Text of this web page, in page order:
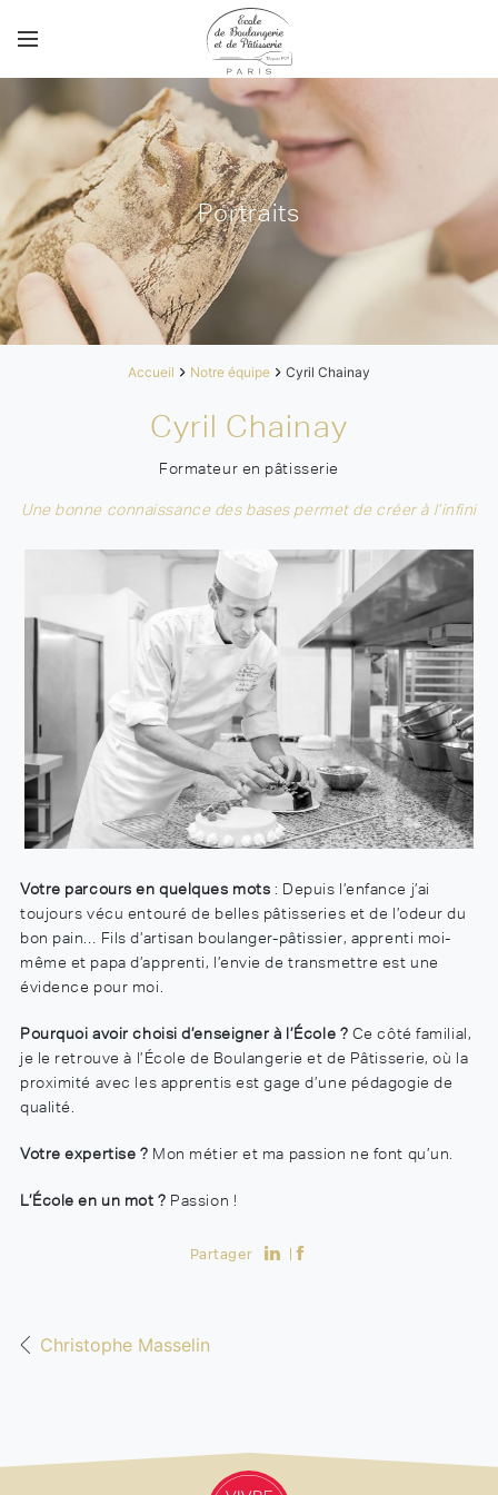
Portraits
Accueil Notre équipe Cyril Chainay
Cyril Chainay
Formateur en pâtisserie
Une bonne connaissance des bases permet de créer à l’infini
Votre parcours en quelques mots : Depuis l’enfance j’ai
toujours vécu entouré de belles pâtisseries et de l’odeur du
bon pain… Fils d’artisan boulanger-pâtissier, apprenti moi-
même et papa d’apprenti, l’envie de transmettre est une
évidence pour moi.
Pourquoi avoir choisi d’enseigner à l’École ? Ce côté familial,
je le retrouve à l’École de Boulangerie et de Pâtisserie, où la
proximité avec les apprentis est gage d’une pédagogie de
qualité.
Votre expertise ? Mon métier et ma passion ne font qu’un.
L’École en un mot ? Passion !
Partager
Christophe Masselin